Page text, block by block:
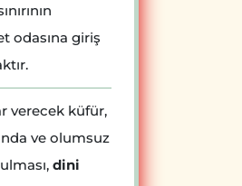
odasına giriş
verecek küfür,
ve olumsuz
dini